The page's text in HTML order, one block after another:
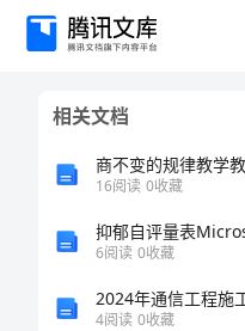
双
相关文档
商不变的规律教学
16阅读 0收藏
6阅读 0收藏
4阅读 0收藏